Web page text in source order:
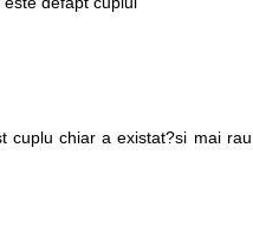
cuplu chiar a existat?si mai